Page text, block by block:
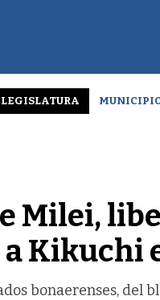
LEGISLATURA
Milei,
Kikuchi
bonaerenses, del